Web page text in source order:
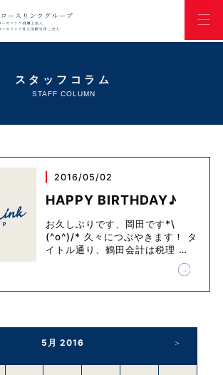
スタッフコラム
STAFF COLUMN
2016/05/02
HAPPY BIRTHDAY♪
お久しぶりです、岡田です*\
(^o^)/* 久々につぶやきます！ タ
イトル通り、鶴田会計は税理 …
5月 2016